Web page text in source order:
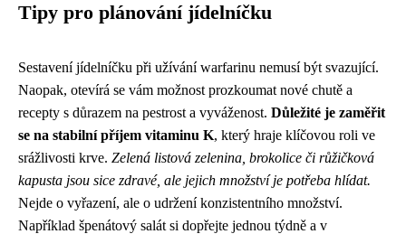
Tipy pro plánování jídelníčku
Sestavení jídelníčku při užívání warfarinu nemusí být svazující.
Naopak, otevírá se vám možnost prozkoumat nové chutě a
recepty s důrazem na pestrost a vyváženost. Důležité je zaměřit
se na stabilní příjem vitaminu K, který hraje klíčovou roli ve
srážlivosti krve. Zelená listová zelenina, brokolice či růžičková
kapusta jsou sice zdravé, ale jejich množství je potřeba hlídat.
Nejde o vyřazení, ale o udržení konzistentního množství.
Například špenátový salát si dopřejte jednou týdně a v